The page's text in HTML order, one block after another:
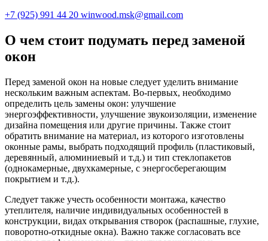
+7 (925) 991 44 20 winwood.msk@gmail.com
О чем стоит подумать перед заменой
окон
Перед заменой окон на новые следует уделить внимание
нескольким важным аспектам. Во-первых, необходимо
определить цель замены окон: улучшение
энергоэффективности, улучшение звукоизоляции, изменение
дизайна помещения или другие причины. Также стоит
обратить внимание на материал, из которого изготовлены
оконные рамы, выбрать подходящий профиль (пластиковый,
деревянный, алюминиевый и т.д.) и тип стеклопакетов
(однокамерные, двухкамерные, с энергосберегающим
покрытием и т.д.).
Следует также учесть особенности монтажа, качество
утеплителя, наличие индивидуальных особенностей в
конструкции, видах открывания створок (распашные, глухие,
поворотно-откидные окна). Важно также согласовать все